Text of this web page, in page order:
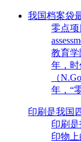
我国档案袋
零点
教育学
年，
（
年，“
印刷是我国
印刷
印物